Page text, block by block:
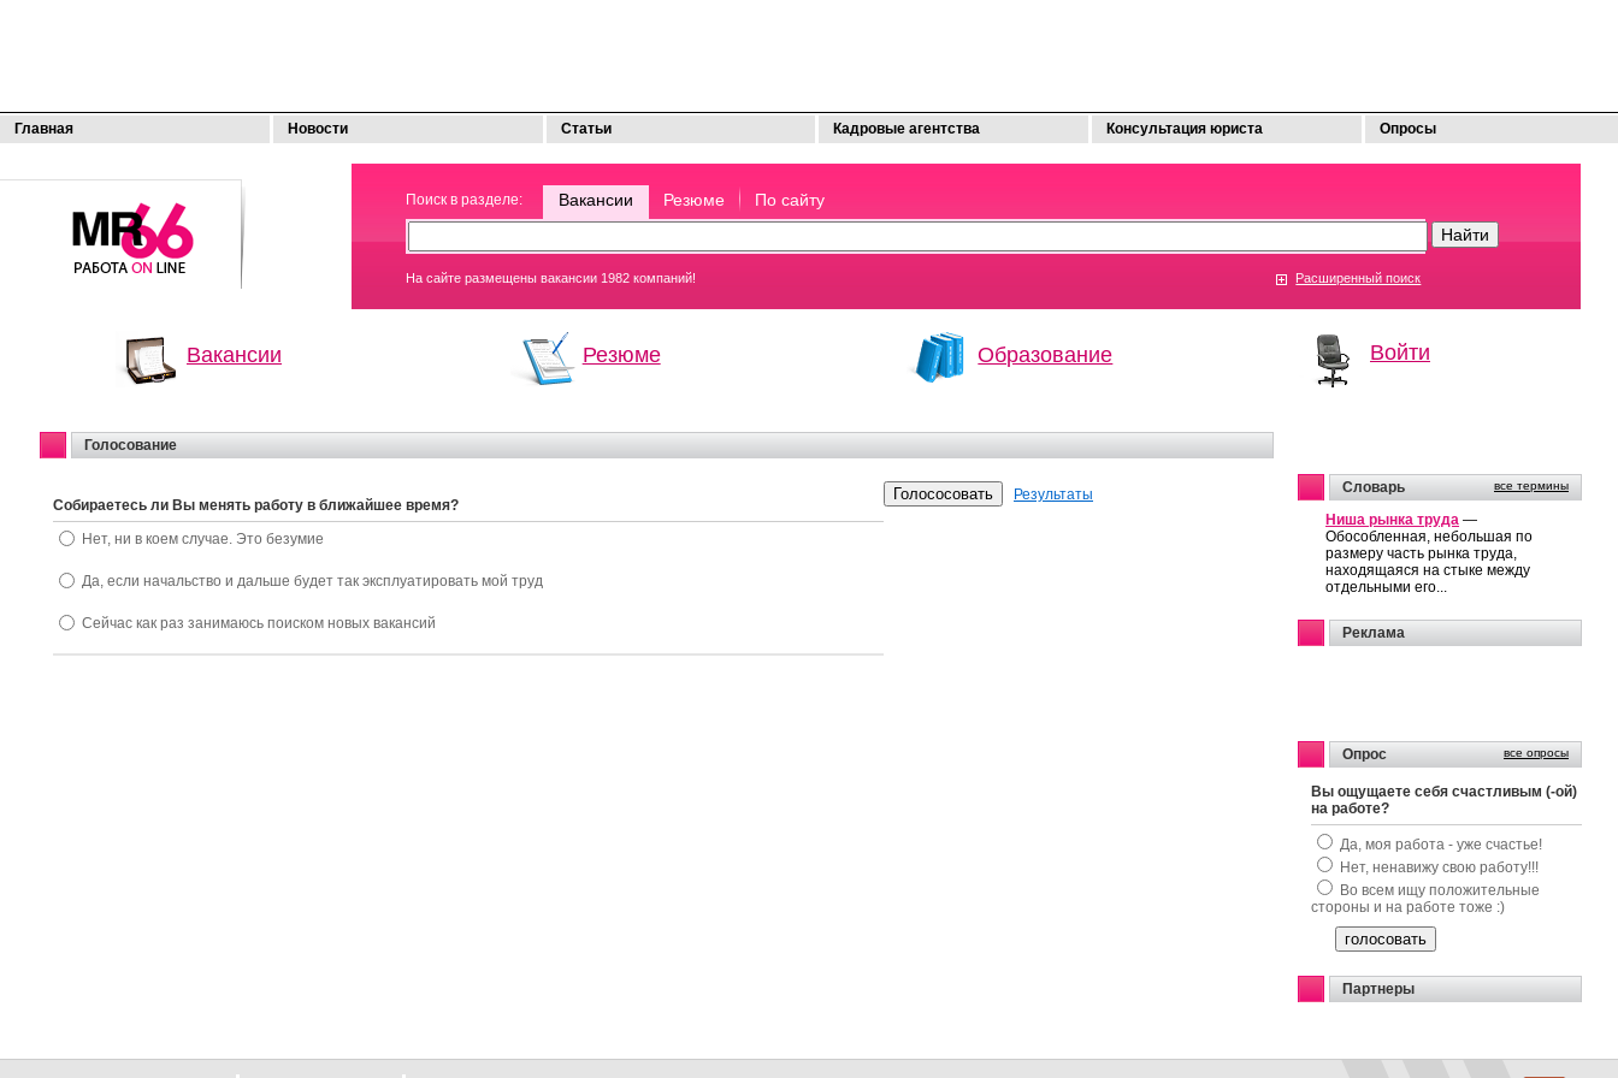
Главная Новости Статьи Кадровые агентства Консультация юриста Опросы
МОЯ
РАБОТА
Поиск в разделе: Вакансии Резюме По сайту
Расширенный поиск
На сайте размещены вакансии 1982 компаний!
Вакансии Резюме Образование
Голосование
Собираетесь ли Вы менять работу в ближайшее время?
Нет, ни в коем случае. Это безумие
Да, если начальство и дальше будет так эксплуатировать мой труд
Сейчас как раз занимаюсь поиском новых вакансий
Результаты
Войти
Словарь все термины
Ниша рынка труда —
Обособленная, небольшая по
размеру часть рынка труда,
находящаяся на стыке между
отдельными его...
Реклама
Опрос все опросы
Вы ощущаете себя счастливым (-ой)
на работе?
Да, моя работа - уже счастье!
Нет, ненавижу свою работу!!!
Во всем ищу положительные
стороны и на работе тоже :)
Партнеры